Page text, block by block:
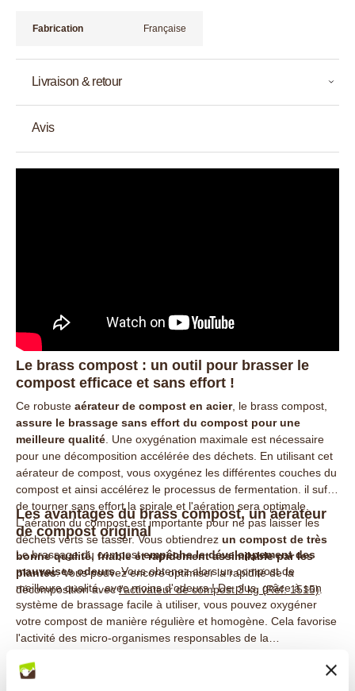
Le brass compost : un outil pour brasser le
compost efficace et sans effort !
Ce robuste aérateur de compost en acier, le brass compost,
assure le brassage sans effort du compost pour une
meilleure qualité . Une oxygénation maximale est nécessaire
pour une décomposition accélérée des déchets. En utilisant cet
aérateur de compost, vous oxygénez les différentes couches du
compost et ainsi accélérez le processus de fermentation. il suffit
de tourner sans effort la spirale et l'aération sera optimale.
L'aération du compost est importante pour ne pas laisser les
déchets verts se tasser. Vous obtiendrez un compost de très
bonne qualité, friable et rapidement assimilable par les
plantes. Vous pouvez encore optimiser la rapidité de la
décomposition avecl'activateur de compost 3 kg (Réf. 1515).
Les avantages du brass compost, un aérateur
de compost original
Le brassage du compostempêche le développement des
mauvaises odeurs. Vous obtenez alors un compost de
meilleure qualité, avec moins d'odeurs ! De plus, grâce à son
système de brassage facile à utiliser, vous pouvez oxygéner
votre compost de manière régulière et homogène. Cela favorise
l'activité des micro-organismes responsables de la
rapidement, prêt à être utilisé
pour
Comment utiliser le brass compost ?
Fabrication Française
Livraison & retour
Avis